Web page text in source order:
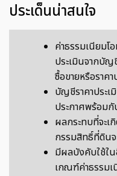
ประเด็นน่าสนใจ
ค่าธรรมเนียมโ
ประเมินจากบัญ
ซื้อขายหรือราค
บัญชีราคาประ
ประกาศพร้อม
ผลกระทบที่จะเ
กรรมสิทธิ์ที่ดินจ
มีผลบังคับใช้ใน
เกณฑ์ค่าธรรมเ